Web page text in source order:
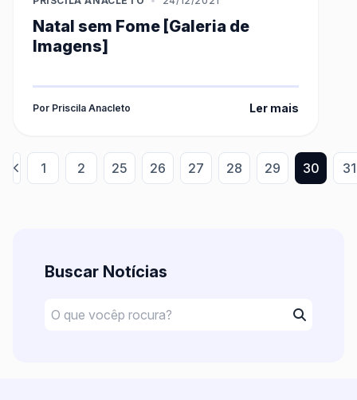
Natal sem Fome [Galeria de
Imagens]
Por Priscila Anacleto Ler mais
1 2 25 26 27 28 29 30 31
Buscar Notícias